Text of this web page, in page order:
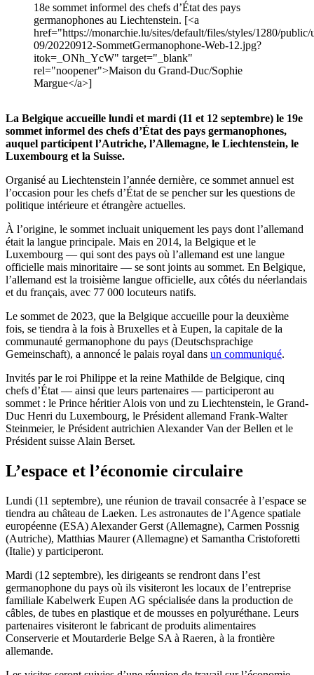
18e sommet informel des chefs d’État des pays
germanophones au Liechtenstein. [<a
href="https://monarchie.lu/sites/default/files/styles/1280/
09/20220912-SommetGermanophone-Web-12.jpg?
itok=_ONh_YcW" target="_blank"
rel="noopener">Maison du Grand-Duc/Sophie
Margue</a>]
La Belgique accueille lundi et mardi (11 et 12 septembre) le 19e
sommet informel des chefs d’État des pays germanophones,
auquel participent l’Autriche, l’Allemagne, le Liechtenstein, le
Luxembourg et la Suisse.
Organisé au Liechtenstein l’année dernière, ce sommet annuel est
l’occasion pour les chefs d’État de se pencher sur les questions de
politique intérieure et étrangère actuelles.
À l’origine, le sommet incluait uniquement les pays dont l’allemand
était la langue principale. Mais en 2014, la Belgique et le
Luxembourg — qui sont des pays où l’allemand est une langue
officielle mais minoritaire — se sont joints au sommet. En Belgique,
l’allemand est la troisième langue officielle, aux côtés du néerlandais
et du français, avec 77 000 locuteurs natifs.
Le sommet de 2023, que la Belgique accueille pour la deuxième
fois, se tiendra à la fois à Bruxelles et à Eupen, la capitale de la
communauté germanophone du pays (Deutschsprachige
Gemeinschaft), a annoncé le palais royal dans un communiqué.
Invités par le roi Philippe et la reine Mathilde de Belgique, cinq
chefs d’État — ainsi que leurs partenaires — participeront au
sommet : le Prince héritier Alois von und zu Liechtenstein, le Grand-
Duc Henri du Luxembourg, le Président allemand Frank-Walter
Steinmeier, le Président autrichien Alexander Van der Bellen et le
Président suisse Alain Berset.
L’espace et l’économie circulaire
Lundi (11 septembre), une réunion de travail consacrée à l’espace se
tiendra au château de Laeken. Les astronautes de l’Agence spatiale
européenne (ESA) Alexander Gerst (Allemagne), Carmen Possnig
(Autriche), Matthias Maurer (Allemagne) et Samantha Cristoforetti
(Italie) y participeront.
Mardi (12 septembre), les dirigeants se rendront dans l’est
germanophone du pays où ils visiteront les locaux de l’entreprise
familiale Kabelwerk Eupen AG spécialisée dans la production de
câbles, de tubes en plastique et de mousses en polyuréthane. Leurs
partenaires visiteront le fabricant de produits alimentaires
Conserverie et Moutarderie Belge SA à Raeren, à la frontière
allemande.